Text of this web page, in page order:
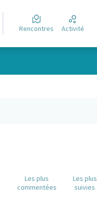
Rencontres Activité
Les plus
commentées
Les plus
suivies